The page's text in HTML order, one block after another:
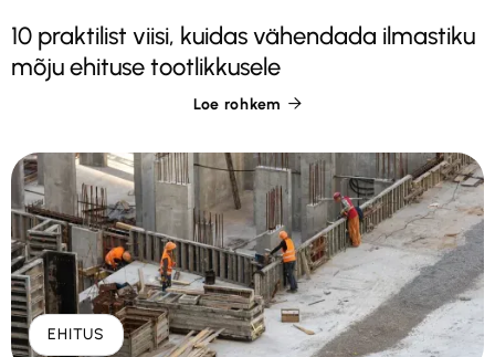
10 praktilist viisi, kuidas vähendada ilmastiku
mõju ehituse tootlikkusele
Loe rohkem 
EHITUS